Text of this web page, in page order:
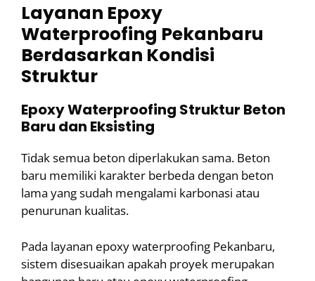
Layanan Epoxy
Waterproofing Pekanbaru
Berdasarkan Kondisi
Struktur
Epoxy Waterproofing Struktur Beton
Baru dan Eksisting
Tidak semua beton diperlakukan sama. Beton
baru memiliki karakter berbeda dengan beton
lama yang sudah mengalami karbonasi atau
penurunan kualitas.
Pada layanan epoxy waterproofing Pekanbaru,
sistem disesuaikan apakah proyek merupakan